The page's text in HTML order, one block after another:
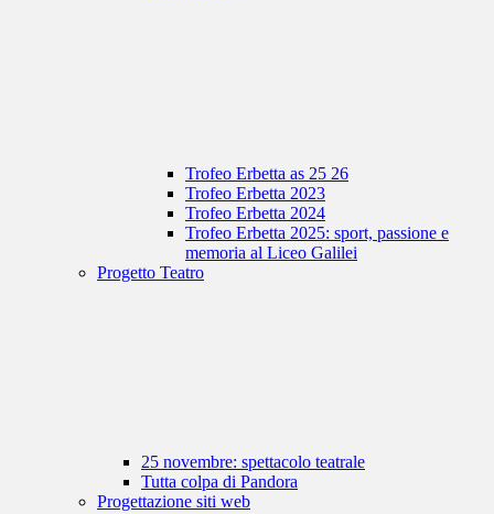
Trofeo Erbetta as 25 26
Trofeo Erbetta 2023
Trofeo Erbetta 2024
Trofeo Erbetta 2025: sport, passione e
memoria al Liceo Galilei
Progetto Teatro
25 novembre: spettacolo teatrale
Tutta colpa di Pandora
Progettazione siti web